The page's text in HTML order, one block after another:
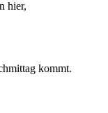
hier,
kommt.